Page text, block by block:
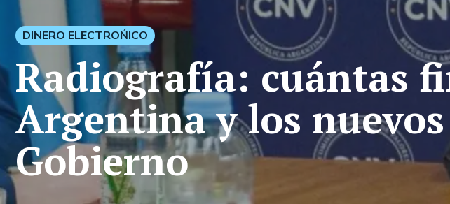
DINERO ELECTROŃICO
Radiografía: cuántas
Argentina y los
Gobierno